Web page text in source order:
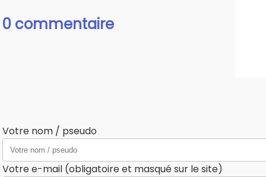
0 commentaire
Votre nom / pseudo
Votre e-mail (obligatoire et masqué sur le site)